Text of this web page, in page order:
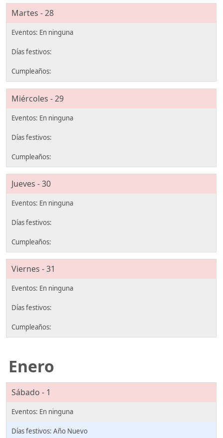
Martes - 28
Miércoles - 29
Jueves - 30
Viernes - 31
Enero
Sábado - 1
Año Nuevo